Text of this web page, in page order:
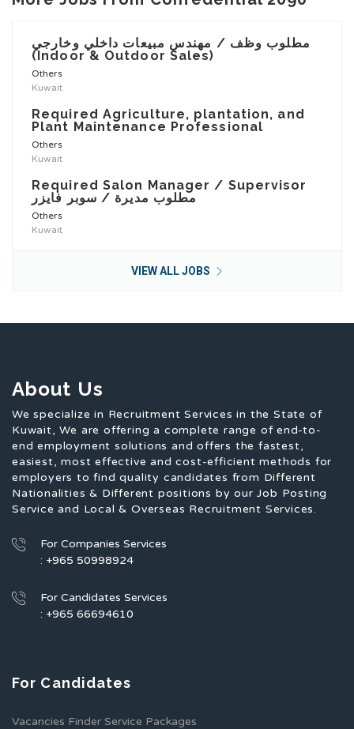
مطلوب وظف / مهندس مبيعات داخلي وخارجي
(Indoor & Outdoor Sales)
Others
Kuwait
Required Agriculture, plantation, and
Plant Maintenance Professional
Others
Kuwait
Required Salon Manager / Supervisor
مطلوب مديرة / سوبر فايزر
Others
Kuwait
VIEW ALL JOBS
About Us
We specialize in Recruitment Services in the State of
Kuwait, We are offering a complete range of end-to-
end employment solutions and offers the fastest,
easiest, most effective and cost-efficient methods for
employers to find quality candidates from Different
Nationalities & Different positions by our Job Posting
Service and Local & Overseas Recruitment Services.
For Companies Services
: +965 50998924
For Candidates Services
: +965 66694610
For Candidates
Vacancies Finder Service Packages